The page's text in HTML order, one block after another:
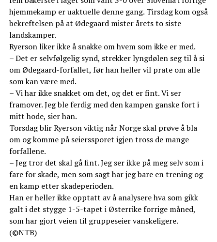
hjemmekamp er uaktuelle denne gang. Tirsdag kom også
bekreftelsen på at Ødegaard mister årets to siste
landskamper.
Ryerson liker ikke å snakke om hvem som ikke er med.
– Det er selvfølgelig synd, strekker lyngdølen seg til å si
om Ødegaard-forfallet, før han heller vil prate om alle
som kan være med.
– Vi har ikke snakket om det, og det er fint. Vi ser
framover. Jeg ble ferdig med den kampen ganske fort i
mitt hode, sier han.
Torsdag blir Ryerson viktig når Norge skal prøve å bla
om og komme på seierssporet igjen tross de mange
forfallene.
– Jeg tror det skal gå fint. Jeg ser ikke på meg selv som i
fare for skade, men som sagt har jeg bare en trening og
en kamp etter skadeperioden.
Han er heller ikke opptatt av å analysere hva som gikk
galt i det stygge 1-5-tapet i Østerrike forrige måned,
som har gjort veien til gruppeseier vanskeligere.
(©NTB)